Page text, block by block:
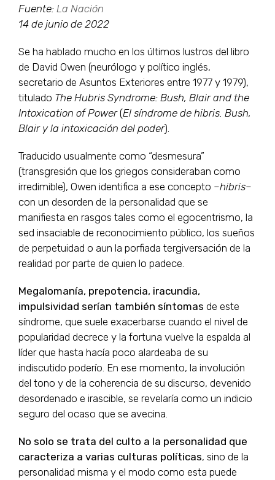
Fuente: La Nación
14 de junio de 2022
Se ha hablado mucho en los últimos lustros del libro
de David Owen (neurólogo y político inglés,
secretario de Asuntos Exteriores entre 1977 y 1979),
titulado The Hubris Syndrome: Bush, Blair and the
Intoxication of Power(El síndrome de hibris. Bush,
Blair y la intoxicación del poder).
Traducido usualmente como “desmesura”
(transgresión que los griegos consideraban como
irredimible), Owen identifica a ese concepto –hibris–
con un desorden de la personalidad que se
manifiesta en rasgos tales como el egocentrismo, la
sed insaciable de reconocimiento público, los sueños
de perpetuidad o aun la porfiada tergiversación de la
realidad por parte de quien lo padece.
Megalomanía, prepotencia, iracundia,
impulsividad serían también síntomas de este
síndrome, que suele exacerbarse cuando el nivel de
popularidad decrece y la fortuna vuelve la espalda al
líder que hasta hacía poco alardeaba de su
indiscutido poderío. En ese momento, la involución
del tono y de la coherencia de su discurso, devenido
desordenado e irascible, se revelaría como un indicio
seguro del ocaso que se avecina.
No solo se trata del culto a la personalidad que
caracteriza a varias culturas políticas, sino de la
personalidad misma y el modo como esta puede